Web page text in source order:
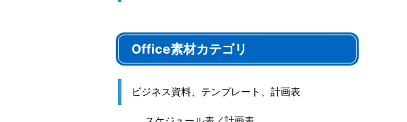
Office素材カテゴリ
ビジネス資料、テンプレート、計画表